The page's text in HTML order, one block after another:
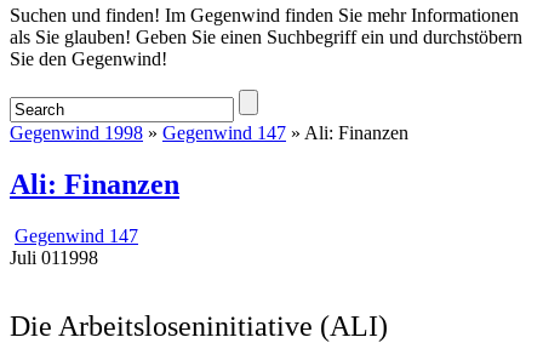
Startseite
Suchen und finden! Im Gegenwind finden Sie mehr Informationen
als Sie glauben! Geben Sie einen Suchbegriff ein und durchstöbern
Sie den Gegenwind!
Gegenwind 1998 » Gegenwind 147 » Ali: Finanzen
Ali: Finanzen
Gegenwind 147
Juli 011998
Die Arbeitsloseninitiative (ALI)